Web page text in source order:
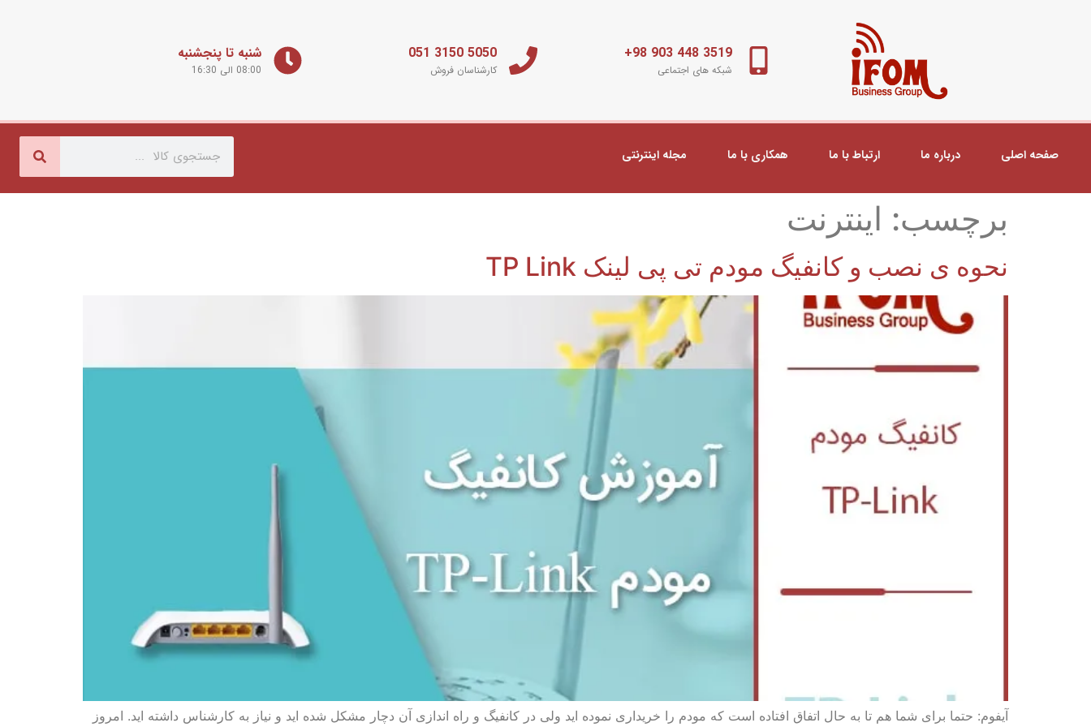
3519 448 903 98+
شبکه های اجتماعی
5050 3150 051
کارشناسان فروش
شنبه تا پنجشنبه
08:00 الی 16:30
صفحه اصلی درباره ما ارتباط با ما همکاری با ما مجله اینترنتی
برچسب: اینترنت
نحوه ی نصب و کانفیگ مودم تی پی لینک TP Link
آیفوم: حتما برای شما هم تا به حال اتفاق افتاده است که مودم را خریداری نموده اید ولی در کانفیگ و راه اندازی آن دچار مشکل شده اید و نیاز به کارشناس داشته اید. امروز